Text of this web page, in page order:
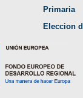
Primaria
Eleccion